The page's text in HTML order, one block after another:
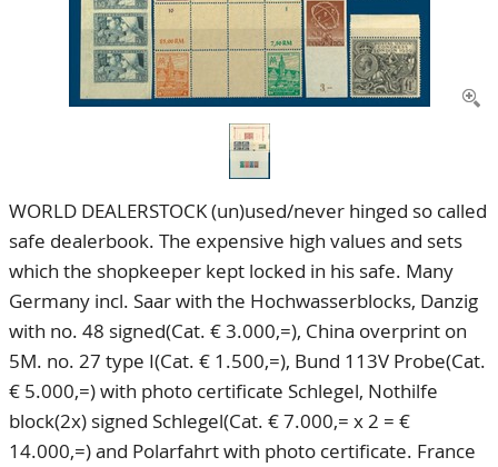
WORLD DEALERSTOCK (un)used/never hinged so called
safe dealerbook. The expensive high values and sets
which the shopkeeper kept locked in his safe. Many
Germany incl. Saar with the Hochwasserblocks, Danzig
with no. 48 signed(Cat. € 3.000,=), China overprint on
5M. no. 27 type I(Cat. € 1.500,=), Bund 113V Probe(Cat.
€ 5.000,=) with photo certificate Schlegel, Nothilfe
block(2x) signed Schlegel(Cat. € 7.000,= x 2 = €
14.000,=) and Polarfahrt with photo certificate. France